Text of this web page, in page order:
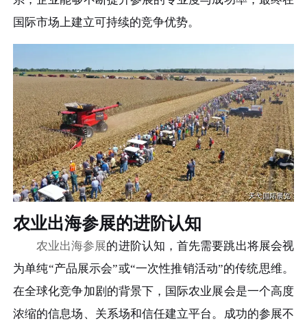
国际市场上建立可持续的竞争优势。
农业出海参展的进阶认知
农业出海参展的进阶认知，首先需要跳出将展会视
为单纯“产品展示会”或“一次性推销活动”的传统思维。
在全球化竞争加剧的背景下，国际农业展会是一个高度
浓缩的信息场、关系场和信任建立平台。成功的参展不